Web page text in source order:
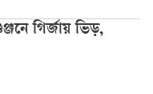
গির্জায় ভিড়,